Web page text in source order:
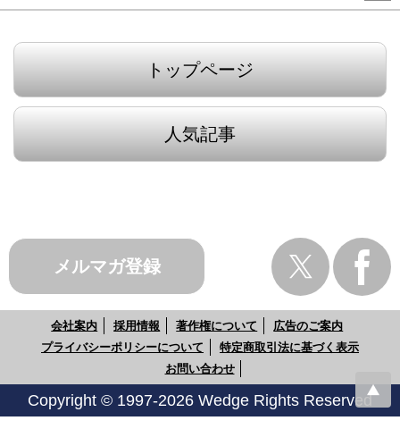
トップページ
人気記事
メルマガ登録
会社案内 採用情報 著作権について
広告のご案内
プライバシーポリシーについて
特定商取引法に基づく表示
お問い合わせ
Copyright © 1997-2026 Wedge Rights Reserved